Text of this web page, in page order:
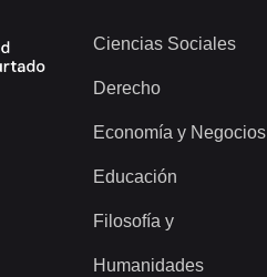
Ciencias Sociales
Derecho
Economía y Negocios
Educación
Filosofía y
Humanidades